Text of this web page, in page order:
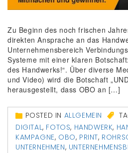
Zu Beginn des noch frischen
direkten Ansprache an das
Unternehmensbereich
Systeme mit einer klaren
des Handwerks!“. Über diverse
und Video) wird die Botschaft
herausgestellt, dass OBO an […]
POSTED IN ALLGEMEIN
DIGITAL, FOTOS, HANDWERK,
KAMPAGNE, OBO, PRINT,
UNTERNEHMEN,